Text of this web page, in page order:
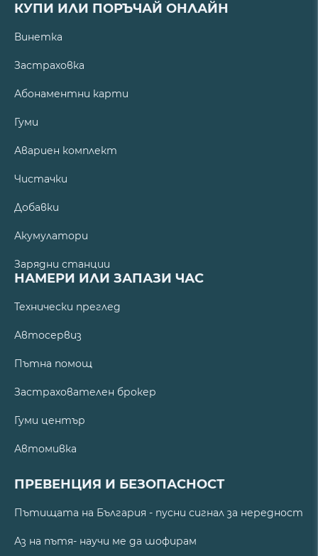
КУПИ ИЛИ ПОРЪЧАЙ ОНЛАЙН
Винетка
Застраховка
Абонаментни карти
Гуми
Авариен комплект
Чистачки
Добавки
Акумулатори
Зарядни станции
НАМЕРИ ИЛИ ЗАПАЗИ ЧАС
Технически преглед
Автосервиз
Пътна помощ
Застрахователен брокер
Гуми център
Автомивка
ПРЕВЕНЦИЯ И БЕЗОПАСНОСТ
Пътищата на България - пусни сигнал за нередност
Аз на пътя- научи ме да шофирам